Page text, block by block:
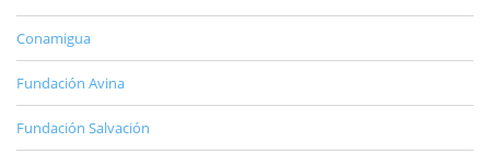
Conamigua
Fundación Avina
Fundación Salvación